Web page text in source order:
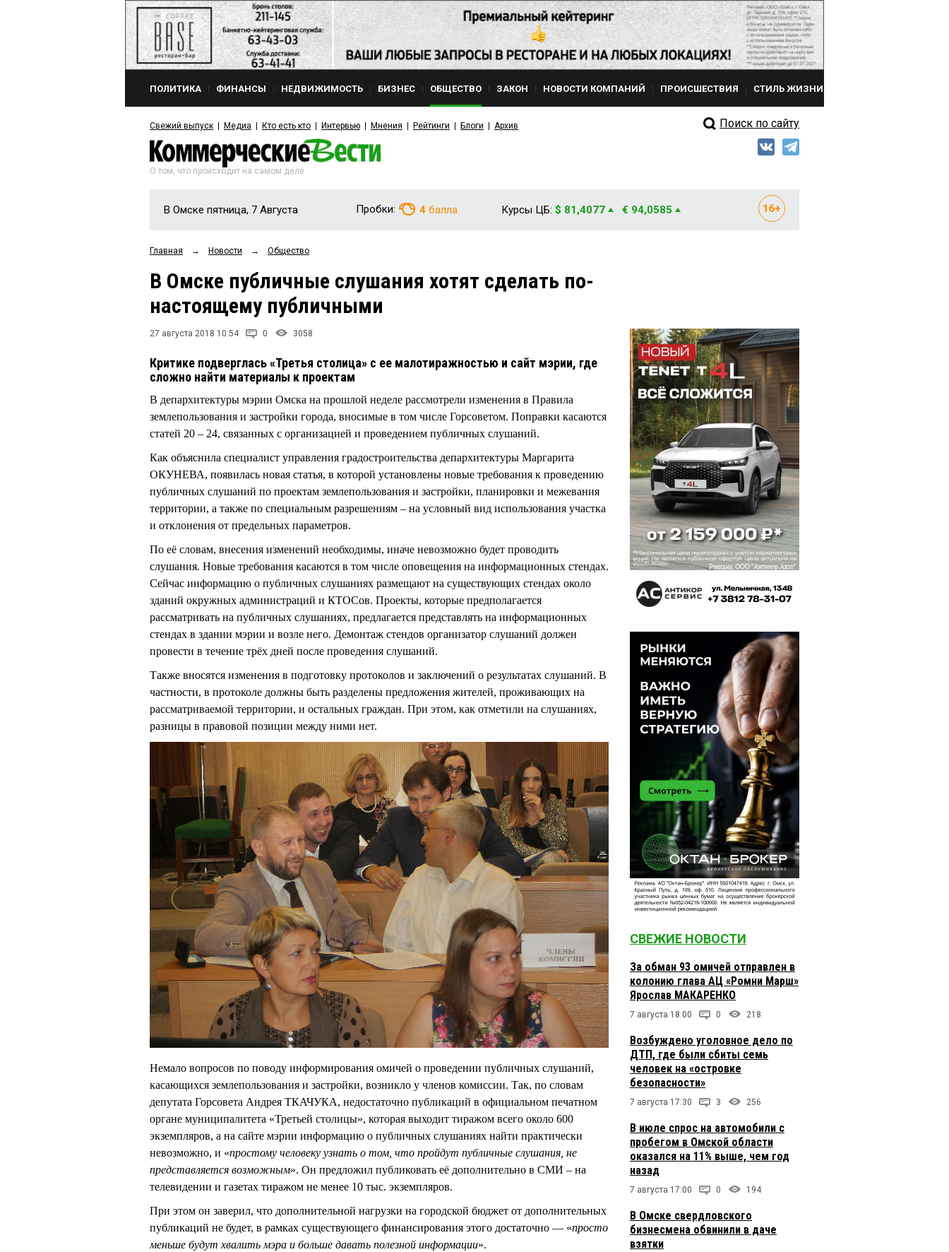
ПОЛИТИКА ФИНАНСЫ НЕДВИЖИМОСТЬ БИЗНЕС ОБЩЕСТВО ЗАКОН НОВОСТИ КОМПАНИЙ ПРОИСШЕСТВИЯ СТИЛЬ ЖИЗНИ
Свежий выпуск Медиа Кто есть кто Интервью Мнения Рейтинги Блоги Архив Поиск по сайту
О том, что происходит на самом деле
В Омске пятница, 7 Августа Пробки: 4 балла Курсы ЦБ: $ 81,4077 € 94,0585
Главная → Новости → Общество
В Омске публичные слушания хотят сделать по-
настоящему публичными
27 августа 2018 10:54 0 3058
Критике подверглась «Третья столица» с ее малотиражностью и сайт мэрии, где
сложно найти материалы к проектам
В депархитектуры мэрии Омска на прошлой неделе рассмотрели изменения в Правила
землепользования и застройки города, вносимые в том числе Горсоветом. Поправки касаются
статей 20 – 24, связанных с организацией и проведением публичных слушаний.
Как объяснила специалист управления градостроительства депархитектуры Маргарита
ОКУНЕВА, появилась новая статья, в которой установлены новые требования к проведению
публичных слушаний по проектам землепользования и застройки, планировки и межевания
территории, а также по специальным разрешениям – на условный вид использования участка
и отклонения от предельных параметров.
По её словам, внесения изменений необходимы, иначе невозможно будет проводить
слушания. Новые требования касаются в том числе оповещения на информационных стендах.
Сейчас информацию о публичных слушаниях размещают на существующих стендах около
зданий окружных администраций и КТОСов. Проекты, которые предполагается
рассматривать на публичных слушаниях, предлагается представлять на информационных
стендах в здании мэрии и возле него. Демонтаж стендов организатор слушаний должен
провести в течение трёх дней после проведения слушаний.
Также вносятся изменения в подготовку протоколов и заключений о результатах слушаний. В
частности, в протоколе должны быть разделены предложения жителей, проживающих на
рассматриваемой территории, и остальных граждан. При этом, как отметили на слушаниях,
разницы в правовой позиции между ними нет.
Немало вопросов по поводу информирования омичей о проведении публичных слушаний,
касающихся землепользования и застройки, возникло у членов комиссии. Так, по словам
депутата Горсовета Андрея ТКАЧУКА, недостаточно публикаций в официальном печатном
органе муниципалитета «Третьей столицы», которая выходит тиражом всего около 600
экземпляров, а на сайте мэрии информацию о публичных слушаниях найти практически
невозможно, и «простому человеку узнать о том, что пройдут публичные слушания, не
представляется возможным». Он предложил публиковать её дополнительно в СМИ – на
телевидении и газетах тиражом не менее 10 тыс. экземпляров.
При этом он заверил, что дополнительной нагрузки на городской бюджет от дополнительных
публикаций не будет, в рамках существующего финансирования этого достаточно — «просто
меньше будут хвалить мэра и больше давать полезной информации».
СВЕЖИЕ НОВОСТИ
За обман 93 омичей отправлен в
колонию глава АЦ «Ромни Марш»
Ярослав МАКАРЕНКО
7 августа 18:00 0 218
Возбуждено уголовное дело по
ДТП, где были сбиты семь
человек на «островке
безопасности»
7 августа 17:30 3 256
В июле спрос на автомобили с
пробегом в Омской области
оказался на 11% выше, чем год
назад
7 августа 17:00 0 194
В Омске свердловского
бизнесмена обвинили в даче
взятки